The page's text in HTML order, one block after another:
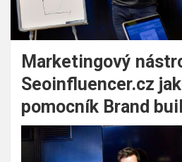
Marketingový
Seoinfluencer.cz
pomocník Brand